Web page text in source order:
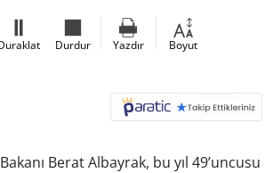
Durdur Yazdır Boyut
Berat Albayrak, bu yıl 49’uncusu